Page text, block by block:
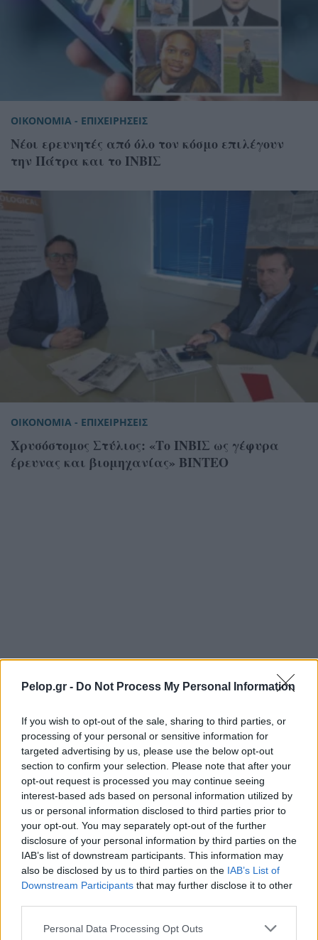
Pelop.gr - Do Not Process My Personal Information
If you wish to opt-out of the sale, sharing to third parties, or
processing of your personal or sensitive information for
targeted advertising by us, please use the below opt-out
section to confirm your selection. Please note that after your
opt-out request is processed you may continue seeing
interest-based ads based on personal information utilized by
us or personal information disclosed to third parties prior to
your opt-out. You may separately opt-out of the further
disclosure of your personal information by third parties on the
IAB’s list of downstream participants. This information may
also be disclosed by us to third parties on the IAB’s List of
Downstream Participants that may further disclose it to other
Please note that this website/app uses one or more Google
Personal Data Processing Opt Outs
ΟΙΚΟΝΟΜΙΑ - ΕΠΙΧΕΙΡΗΣΕΙΣ
Νέοι ερευνητές από όλο τον κόσμο επιλέγουν
την Πάτρα και το ΙΝΒΙΣ
ΟΙΚΟΝΟΜΙΑ - ΕΠΙΧΕΙΡΗΣΕΙΣ
Χρυσόστομος Στύλιος: «Το ΙΝΒΙΣ ως γέφυρα
έρευνας και βιομηχανίας» ΒΙΝΤΕΟ